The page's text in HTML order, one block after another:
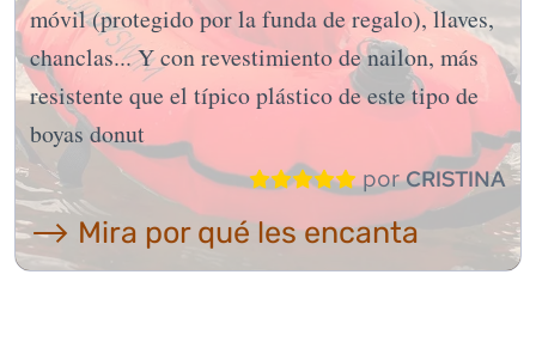
móvil (protegido por la funda de regalo), llaves,
chanclas... Y con revestimiento de nailon, más
resistente que el típico plástico de este tipo de
boyas donut
porCRISTINA
⟶ Mira por qué les encanta